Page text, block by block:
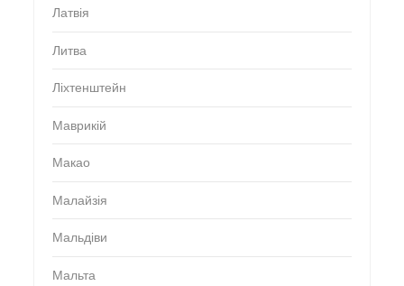
Латвія
Литва
Ліхтенштейн
Маврикій
Макао
Малайзія
Мальдіви
Мальта